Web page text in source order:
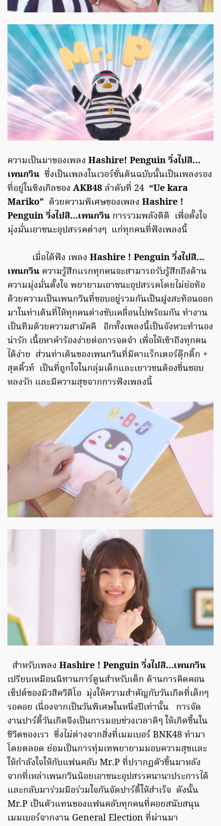
ความเป็นมาของเพลง Hashire! Penguin วิ่งไปสิ…
เพนกวิน ซึ่งเป็นเพลงในเวอร์ชั่นต้นฉบับนั้นเป็นเพลงรอง
ที่อยู่ในซิงเกิลของ AKB48 ลำดับที่ 24 “Ue kara
Mariko” ด้วยความพิเศษของเพลง Hashire !
Penguin วิ่งไปสิ…เพนกวิน การรวมพลังดีดี เพื่อตั้งใจ
มุ่งมั่นเอาชนะอุปสรรคต่างๆ แก่ทุกคนที่ฟังเพลงนี้
เมื่อได้ฟัง เพลง Hashire ! Penguin วิ่งไปสิ…
เพนกวิน ความรู้สึกแรกทุกคนจะสามารถรับรู้สึกถึงด้าน
ความมุ่งมั่นตั้งใจ พยายามเอาชนะอุปสรรคโดยไม่ย่อท้อ
ด้วยความเป็นเพนกวินที่ชอบอยู่รวมกันเป็นฝูงสะท้อนออก
มาในท่าเต้นที่ให้ทุกคนต่างขับเคลื่อนไปพร้อมกัน ทำงาน
เป็นทีมด้วยความสามัคคี อีกทั้งเพลงนี้เป็นจังหวะทำนอง
น่ารัก เนื้อหาคำร้องง่ายต่อการจดจำ เพื่อให้เข้าถึงทุกคน
ได้ง่าย ส่วนท่าเต้นของเพนกวินที่มีคาแร็กเตอร์ดุ๊กดิ๊ก +
สุดคิ้วท์ เป็นที่ถูกใจในกลุ่มเด็กและเยาวชนต้องชื่นชอบ
หลงรัก และมีความสุขจากการฟังเพลงนี้
สำหรับเพลง Hashire ! Penguin วิ่งไปสิ…เพนกวิน
เปรียบเหมือนนิทานการ์ตูนสำหรับเด็ก ด้านการคิดคอน
เซ็ปต์ของมิวสิควิดีโอ มุ่งให้ความสำคัญกับวันเกิดที่เด็กๆ
รอคอย เนื่องจากเป็นวันพิเศษในหนึ่งปีเท่านั้น การจัด
งานปาร์ตี้วันเกิดจึงเป็นการมอบช่วงเวลาดีๆ ให้เกิดขึ้นใน
ชีวิตของเรา ซึ่งไม่ต่างจากสิ่งที่เมมเบอร์ BNK48 ทำมา
โดยตลอด ย่อมเป็นการทุ่มเทพยายามมอบความสุขและ
ให้กำลังใจให้กับแฟนคลับ Mr.P ที่ปรากฏตัวขึ้นมาหลัง
จากที่เหล่าเพนกวินน้อยเอาชนะอุปสรรคนานาประการได้
และกลับมาร่วมมือร่วมใจกันจัดปาร์ตี้ให้สำเร็จ ดังนั้น
Mr.P เป็นตัวแทนของแฟนคลับทุกคนที่คอยสนับสนุน
เมมเบอร์จากงาน General Election ที่ผ่านมา